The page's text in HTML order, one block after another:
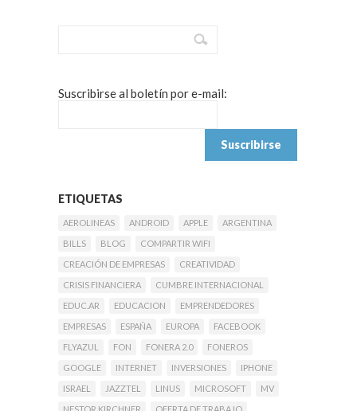
Suscribirse al boletín por e-mail:
ETIQUETAS
AEROLINEAS ANDROID APPLE
ARGENTINA
BILLS
BLOG
COMPARTIR WIFI
CREACIÓN DE EMPRESAS
CREATIVIDAD
CRISIS FINANCIERA
CUMBRE INTERNACIONAL
EDUC.AR
EDUCACION
EMPRENDEDORES
EMPRESAS
ESPAÑA EUROPA
FACEBOOK
FLYAZUL
FON FONERA 2.0
FONEROS
GOOGLE
INTERNET INVERSIONES
IPHONE
ISRAEL
JAZZTEL LINUS MICROSOFT
MV